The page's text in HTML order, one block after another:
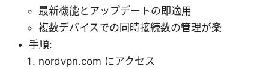
最新機能とアップデートの即適用
複数デバイスでの同時接続数の管理が楽
手順:
nordvpn.com にアクセス